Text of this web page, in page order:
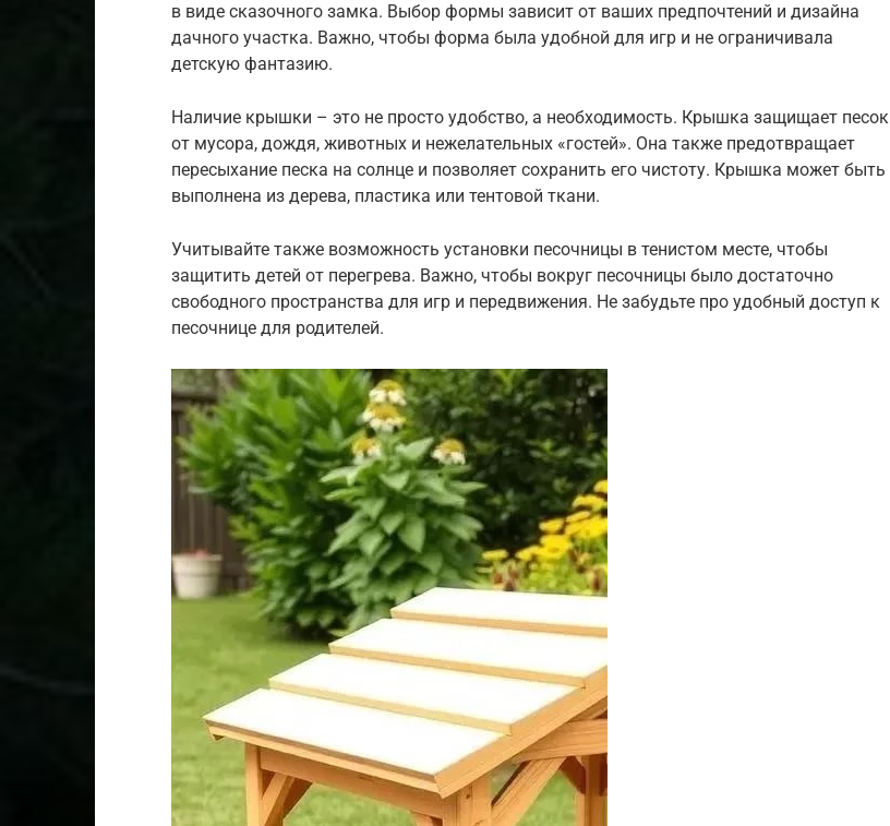
в виде сказочного замка. Выбор формы зависит от ваших предпочтений и дизайна
дачного участка. Важно, чтобы форма была удобной для игр и не ограничивала
детскую фантазию.
Наличие крышки – это не просто удобство, а необходимость. Крышка защищает песок
от мусора, дождя, животных и нежелательных «гостей». Она также предотвращает
пересыхание песка на солнце и позволяет сохранить его чистоту. Крышка может быть
выполнена из дерева, пластика или тентовой ткани.
Учитывайте также возможность установки песочницы в тенистом месте, чтобы
защитить детей от перегрева. Важно, чтобы вокруг песочницы было достаточно
свободного пространства для игр и передвижения. Не забудьте про удобный доступ к
песочнице для родителей.